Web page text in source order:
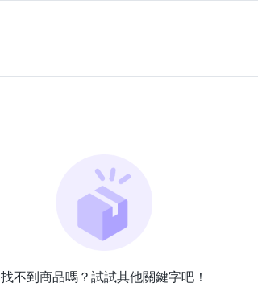
找不到商品嗎？試試其他關鍵字吧！